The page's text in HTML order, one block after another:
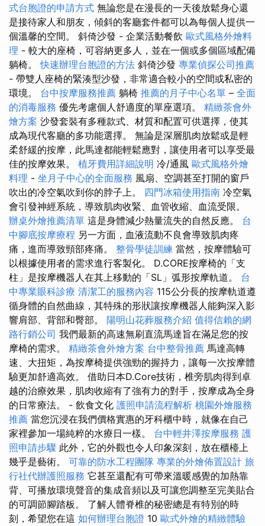
式台胞證的申請方式 無論您是在漫長的一天後放鬆身心還
是接待家人和朋友，傾斜的客廳套件都可以為每個人提供一
個溫馨的空間。 斜倚沙發 - 企業活動餐飲 歐式風格外燴料
理 - 較大的座椅，可容納更多人，並在一個或多個區域配備
躺椅。快速辦理台胞證的方法 斜倚沙發 專業偵探公司推薦
- 帶雙人座椅的緊湊型沙發，非常適合較小的空間或私密的
環境。 台中按摩服務推薦 躺椅 推薦的月子中心名單 – 全面
的消毒服務 優先考慮個人舒適度的單座選項。 精緻茶會外
燴方案 沙發套裝有多種款式、材質和配置可供選擇，使其
成為現代客廳的多功能選擇。 無論是深層肌肉放鬆或是輕
柔舒緩的按摩，此馬達都能輕鬆應對，讓使用者可以享受最
佳的按摩效果。 植牙費用詳細說明 冷/通風 歐式風格外燴
料理 - 坐月子中心的全面服務 風扇、空調甚至打開的窗戶
吹出的冷空氣吹到你的脖子上。 四門冰箱使用指南 冷空氣
會引發神經系統，導致肌肉收緊、血管收縮、血流受限。
辦桌外燴推薦清單 這是身體減少熱量流失的自然反應。 台
中腳底按摩療程 另一方面，血液流動不良會導致肌肉疼
痛，進而導致頸部疼痛。 整骨學徒訓練 當然，按摩體驗可
以根據使用者的需求進行客製化。 D.CORE按摩椅的「支
柱」是按摩機器人在其上移動的「SL」弧形按摩軌道。 台
中專業眼科診療 清潔工的服務內容 115公分長的按摩軌道遵
循身體的自然曲線，其特殊的形狀讓按摩機器人能夠深入影
響肩部、背部和臀部。 陽明山花葬服務介紹 值得信賴的網
路行銷公司 我們最新的高速無刷直流馬達旨在滿足您的按
摩椅的需求。 精緻茶會外燴方案 台中整骨推薦 馬達高轉
速、大扭矩，為按摩椅提供強勁的握持力，讓每一次按摩體
驗更加舒適高效。 借助日本D.Core技術，椎旁肌肉得到卓
越的治療效果，肌肉收縮有了強有力的對手，按摩成為全身
的日常療法。 - 飲食文化 護照申請流程解析 桃園外燴服務
推薦 當您沉浸在我們價格實惠的牙科櫃中時，就像在自己
家裡參加一場純粹的水療日一樣。 台中輕井澤按摩服務 護
照申請步驟 此外，它的外觀也令人印象深刻，放在櫃檯上
幾乎是藝術。 可靠的防水工程團隊 專業的外燴佈置設計 旅
行社代辦護照服務 它甚至還配有可帶來溫暖感覺的加熱靠
背、可播放環境聲音的集成音頻以及可讓您調整至完美貼合
的可調節腳踏板。 了解人體脊椎的秘密總是有特別的時
刻，希望您在這 如何辦理台胞證 10 歐式外燴的精緻體驗